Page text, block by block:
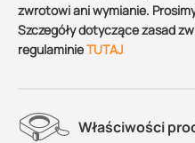
zwrotowi ani wymianie.
Szczegóły dotyczące zasad
regulaminieTUTAJ
Właściwości